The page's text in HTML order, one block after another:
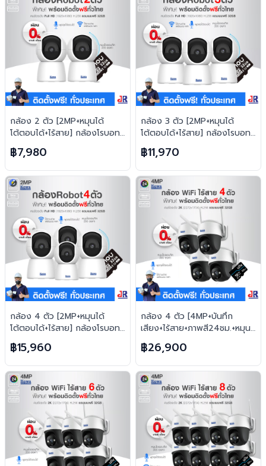
กล้อง 2 ตัว [2MP+หมุนได้
โต้ตอบได้+ไร้สาย] กล้องโรบอท
ยอดฮิต ไร้สาย H.265 FREE เม
มทุกตัว
฿7,980
กล้อง 3 ตัว [2MP+หมุนได้
โต้ตอบได้+ไร้สาย] กล้องโรบอท
ยอดฮิต ไร้สาย H.265 FREE เม
มทุกตัว
฿11,970
กล้อง 4 ตัว [2MP+หมุนได้
โต้ตอบได้+ไร้สาย] กล้องโรบอท
ยอดฮิต ไร้สาย H.265 FREE เม
มทุกตัว
฿15,960
กล้อง 4 ตัว [4MP+บันทึก
เสียง+ไร้สาย+ภาพสี24ชม.+หมุน
ได้โต้ตอบได้] ไร้สาย H.265
FREE เมมทุกตัว
฿26,900